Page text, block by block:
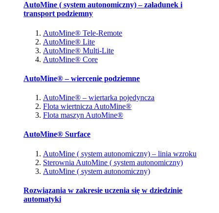
AutoMine ( system autonomiczny) – załadunek i
transport podziemny
AutoMine® Tele-Remote
AutoMine® Lite
AutoMine® Multi-Lite
AutoMine® Core
AutoMine® – wiercenie podziemne
AutoMine® – wiertarka pojedyncza
Flota wiertnicza AutoMine®
Flota maszyn AutoMine®
AutoMine® Surface
AutoMine ( system autonomiczny) – linia wzroku
Sterownia AutoMine ( system autonomiczny)
AutoMine ( system autonomiczny)
Rozwiązania w zakresie uczenia się w dziedzinie
automatyki